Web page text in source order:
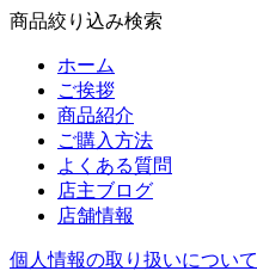
商品絞り込み検索
ホーム
ご挨拶
商品紹介
ご購入方法
よくある質問
店主ブログ
店舗情報
個人情報の取り扱いについて